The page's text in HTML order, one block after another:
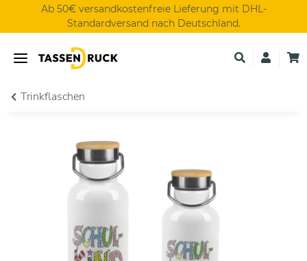
Ab 50€ versandkostenfreie Lieferung mit DHL-
Standardversand nach Deutschland.
Trinkflaschen